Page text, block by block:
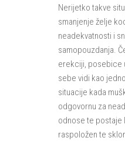
Nerijetko takve
smanjenje želje
neadekvatnosti i
samopouzdanja.
erekciji, posebice
sebe vidi kao
situacije kada
odgovornu za
odnose te postaje
raspoložen te